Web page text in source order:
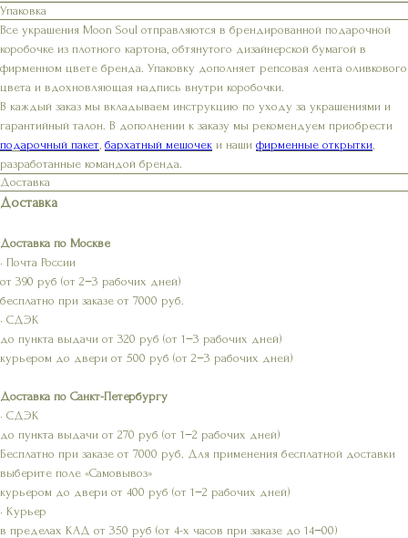
Упаковка
Все украшения Moon Soul отправляются в брендированной подарочной
коробочке из плотного картона, обтянутого дизайнерской бумагой в
фирменном цвете бренда. Упаковку дополняет репсовая лента оливкового
цвета и вдохновляющая надпись внутри коробочки.
В каждый заказ мы вкладываем инструкцию по уходу за украшениями и
гарантийный талон. В дополнении к заказу мы рекомендуем приобрести
подарочный пакет бархатный мешочек и наши фирменные открытки
разработанные командой бренда.
Доставка
Доставка
Доставка по Москве
• Почта России
от 390 руб (от 2−3 рабочих дней)
бесплатно при заказе от 7000 руб.
• СДЭК
до пункта выдачи от 320 руб (от 1−3 рабочих дней)
курьером до двери от 500 руб (от 2−3 рабочих дней)
Доставка по Санкт-Петербургу
• СДЭК
до пункта выдачи от 270 руб (от 1−2 рабочих дней)
Бесплатно при заказе от 7000 руб. Для применения бесплатной доставки
выберите поле «Самовывоз»
курьером до двери от 400 руб (от 1−2 рабочих дней)
• Курьер
в пределах КАД от 350 руб (от 4-х часов при заказе до 14−00)